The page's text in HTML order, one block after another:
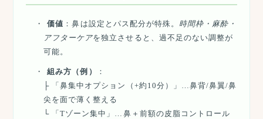
価値 ：鼻は設定とパス配分が特殊。 時間枠・麻酔・
アフターケアを独立させると、過不足のない調整が
可能。
組み方（例）
：
├ 「鼻集中オプション（+約10分）」…鼻背/鼻翼/鼻
尖を面で薄く整える
└ 「Tゾーン集中」…鼻＋前額の皮脂コントロール